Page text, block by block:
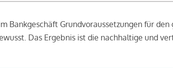
Bankgeschäft Grundvoraussetzungen für
Das Ergebnis ist die nachhaltige und